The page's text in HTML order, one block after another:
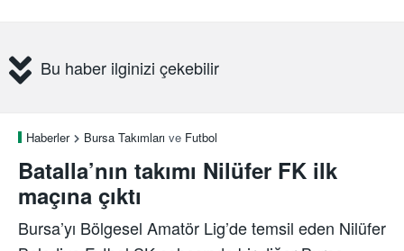
Bu haber ilginizi çekebilir
Haberler Bursa Takımları ve Futbol
Batalla’nın takımı Nilüfer FK ilk
maçına çıktı
Bursa’yı Bölgesel Amatör Lig’de temsil eden Nilüfer